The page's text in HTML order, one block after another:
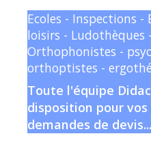
Ecoles - Inspections -
loisirs - Ludothèques
Orthophonistes -
orthoptistes -
Toute l'équipe
disposition pour
demandes de devis...